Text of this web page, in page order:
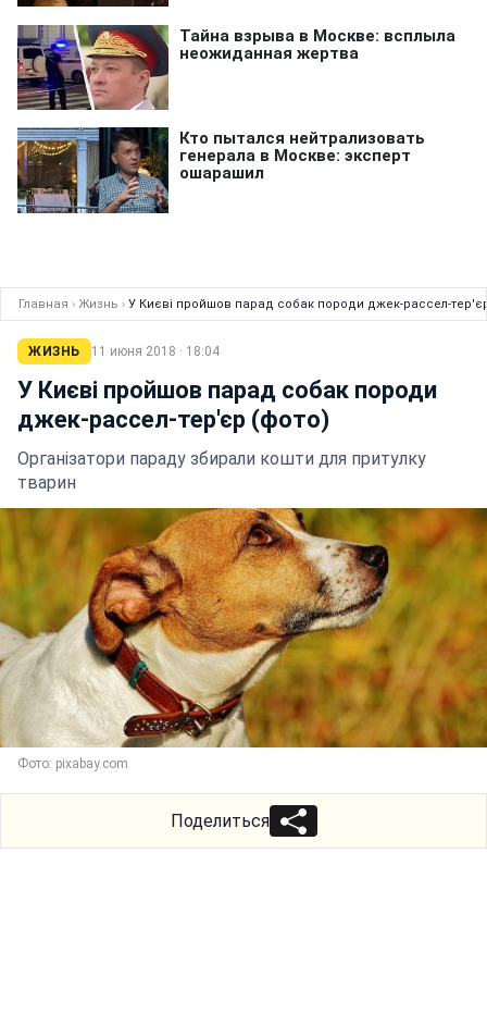
Главная › Жизнь › У Києві пройшов парад собак породи джек-рассел-
ЖИЗНЬ 11 июня 2018 · 18:04
У Києві пройшов парад собак породи
джек-рассел-тер'єр (фото)
Організатори параду збирали кошти для притулку
тварин
Фото: pixabay.com
Поделиться